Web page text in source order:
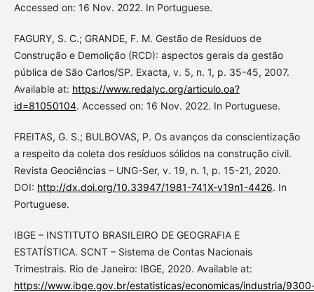
Accessed on: 16 Nov. 2022. In Portuguese.
FAGURY, S. C.; GRANDE, F. M. Gestão de Resíduos de
Construção e Demolição (RCD): aspectos gerais da gestão
pública de São Carlos/SP. Exacta, v. 5, n. 1, p. 35-45, 2007.
Available at: https://www.redalyc.org/articulo.oa?
id=81050104. Accessed on: 16 Nov. 2022. In Portuguese.
FREITAS, G. S.; BULBOVAS, P. Os avanços da conscientização
a respeito da coleta dos resíduos sólidos na construção civil.
Revista Geociências – UNG-Ser, v. 19, n. 1, p. 15-21, 2020.
DOI: http://dx.doi.org/10.33947/1981-741X-v19n1-4426. In
Portuguese.
IBGE – INSTITUTO BRASILEIRO DE GEOGRAFIA E
ESTATÍSTICA. SCNT – Sistema de Contas Nacionais
Trimestrais. Rio de Janeiro: IBGE, 2020. Available at:
https://www.ibge.gov.br/estatisticas/economicas/industria/